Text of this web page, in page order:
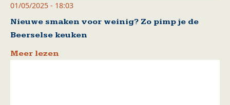
01/05/2025 - 18:03
Nieuwe smaken voor weinig? Zo pimp je de
Beerselse keuken
Meer lezen